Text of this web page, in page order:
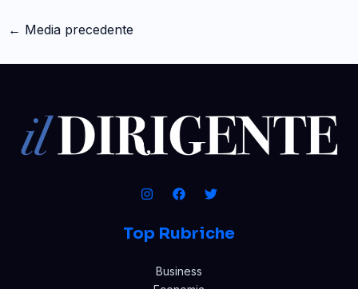
← Media precedente
Top Rubriche
Business